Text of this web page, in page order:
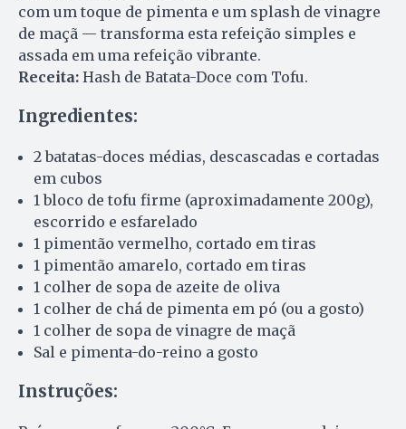
com um toque de pimenta e um splash de vinagre
de maçã — transforma esta refeição simples e
assada em uma refeição vibrante.
Receita: Hash de Batata-Doce com Tofu.
Ingredientes:
2 batatas-doces médias, descascadas e cortadas
em cubos
1 bloco de tofu firme (aproximadamente 200g),
escorrido e esfarelado
1 pimentão vermelho, cortado em tiras
1 pimentão amarelo, cortado em tiras
1 colher de sopa de azeite de oliva
1 colher de chá de pimenta em pó (ou a gosto)
1 colher de sopa de vinagre de maçã
Sal e pimenta-do-reino a gosto
Instruções: